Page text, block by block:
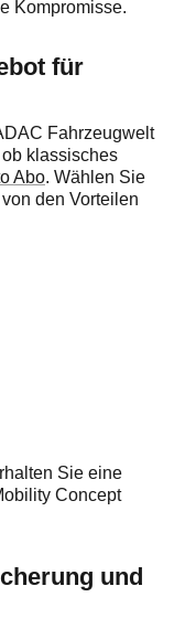
Kompromisse.
für
Fahrzeugwelt
klassisches
Abo. Wählen Sie
den Vorteilen
Sie eine
Concept
und